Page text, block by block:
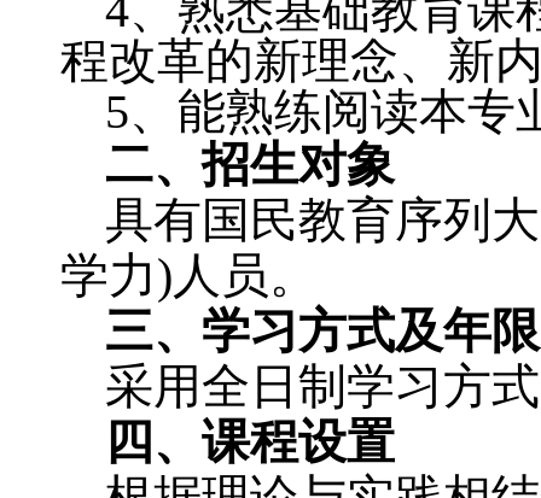
程改革的新理念、新
5、能熟练阅读本专
二、招生对象
具有国民教育序列
学力)人员。
三、学习方式及年限
采用全日制学习方
四、课程设置